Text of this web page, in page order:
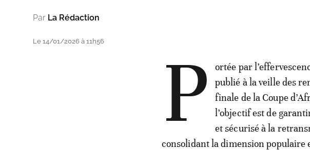
Par La Rédaction
Le 14/01/2026 à 11h56 P
ortée par
publié à la veille des
finale de la Coupe
l’objectif est de
et sécurisé à la
consolidant la dimension populaire